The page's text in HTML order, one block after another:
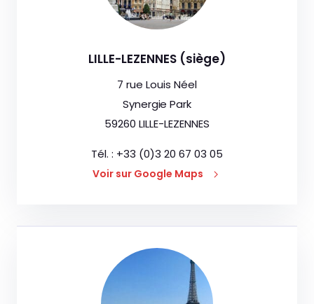
LILLE-LEZENNES (siège)
7 rue Louis Néel
Synergie Park
59260 LILLE-LEZENNES
Tél. : +33 (0)3 20 67 03 05
Voir sur Google Maps